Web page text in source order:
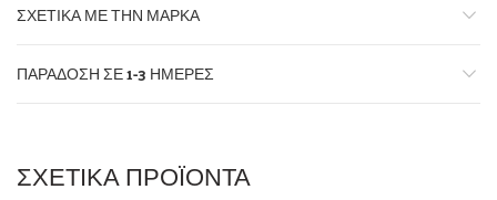
ΣΧΕΤΙΚΆ ΜΕ ΤΗΝ ΜΆΡΚΑ
ΠΑΡΆΔΟΣΗ ΣΕ 1-3 ΗΜΈΡΕΣ
ΣΧΕΤΙΚΆ ΠΡΟΪΌΝΤΑ